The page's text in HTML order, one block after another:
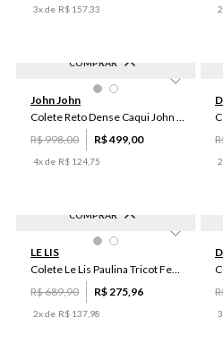
3x de R$ 15733 2
COMPRAR
M
John John
Colete Reto Dense Caqui John John Feminino
R$998,00 R$499,00
4x de R$ 12475 2
COMPRAR
M
LE LIS
Colete Le Lis Paulina Tricot Feminino
R$689,90 R$275,96
2x de R$ 137 98 3